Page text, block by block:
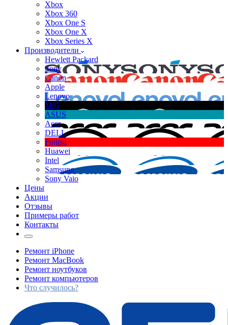
Xbox
Xbox 360
Xbox One S
Xbox One X
Xbox Series X
Производители
Hewlett Packard
Sony
Canon
Apple
Lenovo
MSI
ASUS
Acer
DELL
Fujitsu
Huawei
Intel
Samsung
Sony Vaio
Цены
Акции
Отзывы
Примеры работ
Контакты
Ремонт iPhone
Ремонт MacBook
Ремонт ноутбуков
Ремонт компьютеров
Что случилось?